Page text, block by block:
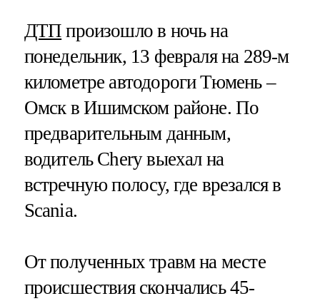
ДТП произошло в ночь на
понедельник, 13 февраля на 289-м
километре автодороги Тюмень –
Омск в Ишимском районе. По
предварительным данным,
водитель Chery выехал на
встречную полосу, где врезался в
Scania.
От полученных травм на месте
происшествия скончались 45-